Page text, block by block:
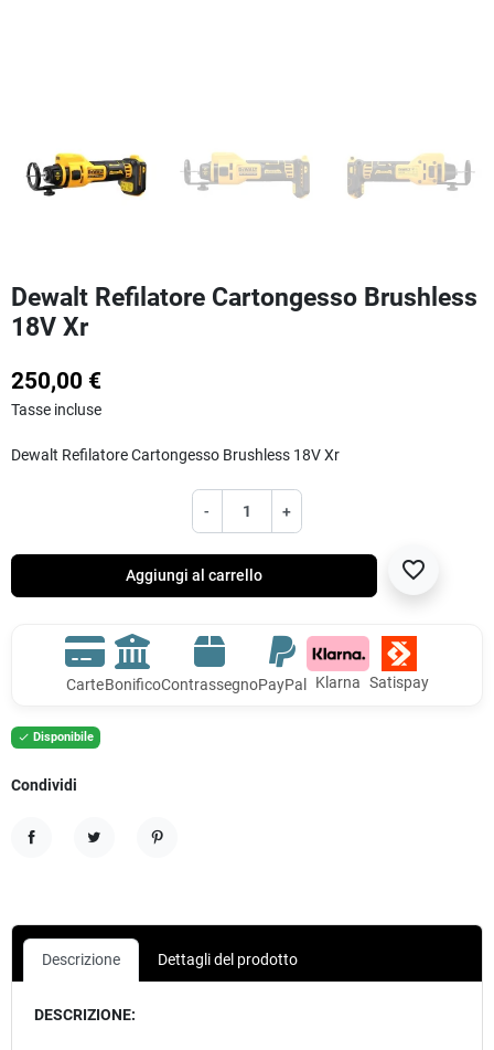
Dewalt Refilatore Cartongesso Brushless
18V Xr
250,00 €
Tasse incluse
Dewalt Refilatore Cartongesso Brushless 18V Xr
- +
Aggiungi al carrello favorite_border
CarteBonificoContrassegnoPayPal Klarna Satispay
 Disponibile
Condividi
Descrizione Dettagli del prodotto
DESCRIZIONE: